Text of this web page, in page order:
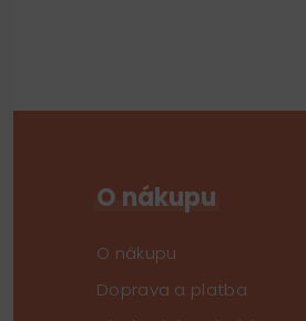
O nákupu
O nákupu
Doprava a platba